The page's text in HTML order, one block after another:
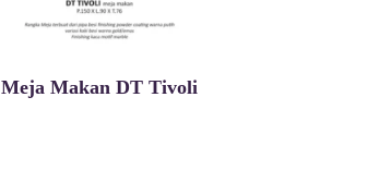
Meja Makan DT Tivoli